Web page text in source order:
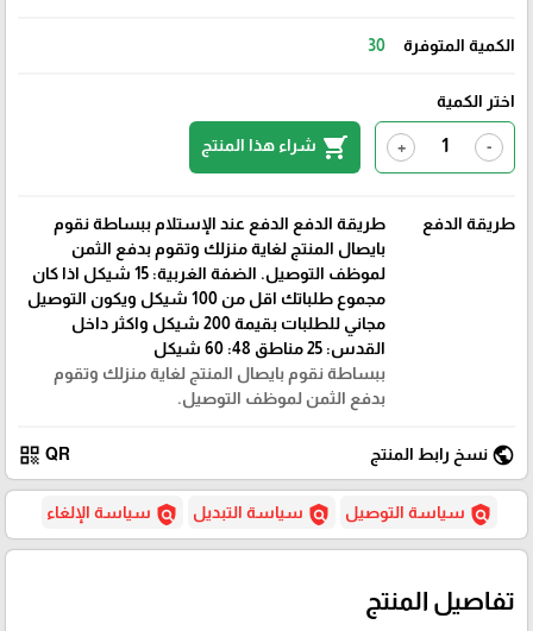
الكمية المتوفرة 30
اختر الكمية
-
+
shopping_cart شراء هذا المنتج
طريقة الدفع
طريقة الدفع الدفع عند الإستلام ببساطة نقوم
بايصال المنتج لغاية منزلك وتقوم بدفع الثمن
لموظف التوصيل. الضفة الغربية: 15 شيكل اذا كان
مجموع طلباتك اقل من 100 شيكل ويكون التوصيل
مجاني للطلبات بقيمة 200 شيكل واكثر داخل
القدس: 25 مناطق 48: 60 شيكل
ببساطة نقوم بايصال المنتج لغاية منزلك وتقوم
بدفع الثمن لموظف التوصيل.
public نسخ رابط المنتج QR
qr_code
policy سياسة التوصيل policy سياسة التبديل policy سياسة الإلغاء
تفاصيل المنتج